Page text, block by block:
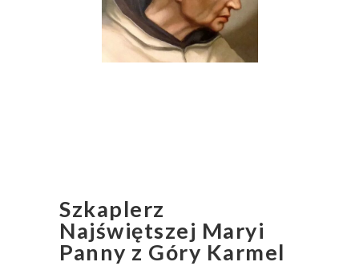
Szkaplerz
Najświętszej Maryi
Panny z Góry Karmel